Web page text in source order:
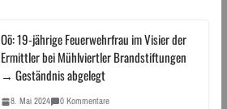
Oö: 19-jährige Feuerwehrfrau im Visier der
Ermittler bei Mühlviertler Brandstiftungen
→ Geständnis abgelegt
8. Mai 2024 0 Kommentare